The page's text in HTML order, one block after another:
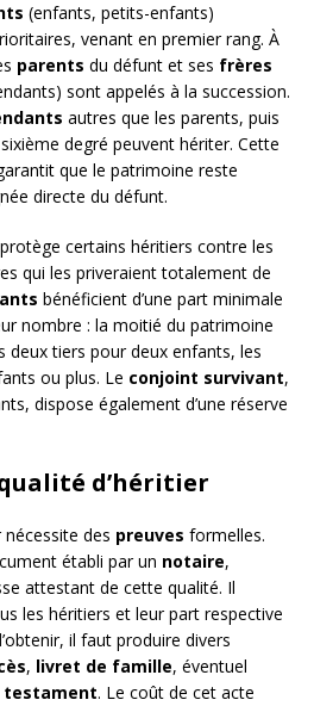
(enfants, petits-enfants)
venant en premier rang. À
parents du défunt et ses frères
sont appelés à la succession.
autres que les parents, puis
sixième degré peuvent hériter. Cette
que le patrimoine reste
directe du défunt.
protège certains héritiers contre les
qui les priveraient totalement de
bénéficient d’une part minimale
nombre : la moitié du patrimoine
deux tiers pour deux enfants, les
ou plus. Le conjoint survivant,
dispose également d’une réserve
d’héritier
nécessite des preuves formelles.
établi par un notaire,
attestant de cette qualité. Il
les héritiers et leur part respective
il faut produire divers
, livret de famille, éventuel
testament. Le coût de cet acte